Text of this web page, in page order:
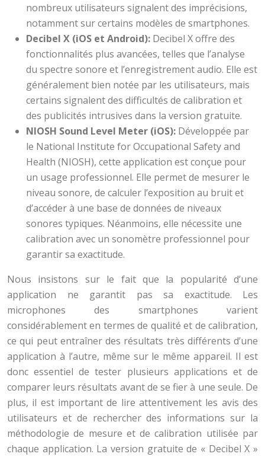
nombreux utilisateurs signalent des imprécisions,
notamment sur certains modèles de smartphones.
Decibel X (iOS et Android): Decibel X offre des
fonctionnalités plus avancées, telles que l’analyse
du spectre sonore et l’enregistrement audio. Elle est
généralement bien notée par les utilisateurs, mais
certains signalent des difficultés de calibration et
des publicités intrusives dans la version gratuite.
NIOSH Sound Level Meter (iOS): Développée par
le National Institute for Occupational Safety and
Health (NIOSH), cette application est conçue pour
un usage professionnel. Elle permet de mesurer le
niveau sonore, de calculer l’exposition au bruit et
d’accéder à une base de données de niveaux
sonores typiques. Néanmoins, elle nécessite une
calibration avec un sonomètre professionnel pour
garantir sa exactitude.
Nous insistons sur le fait que la popularité d’une
application ne garantit pas sa exactitude. Les
microphones des smartphones varient
considérablement en termes de qualité et de calibration,
ce qui peut entraîner des résultats très différents d’une
application à l’autre, même sur le même appareil. Il est
donc essentiel de tester plusieurs applications et de
comparer leurs résultats avant de se fier à une seule. De
plus, il est important de lire attentivement les avis des
utilisateurs et de rechercher des informations sur la
méthodologie de mesure et de calibration utilisée par
chaque application. La version gratuite de « Decibel X »